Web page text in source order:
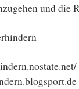
und die